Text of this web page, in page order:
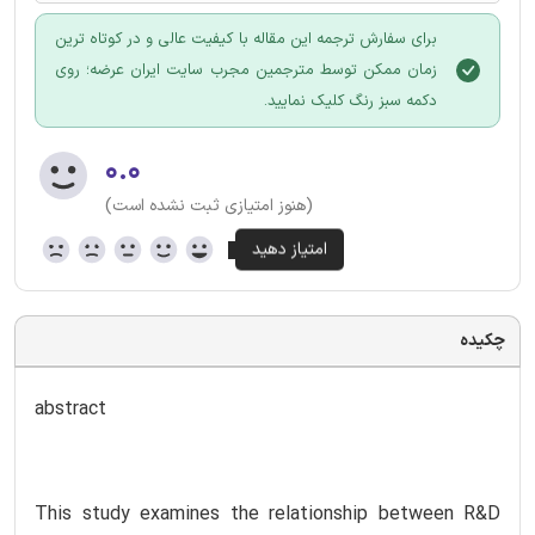
برای سفارش ترجمه این مقاله با کیفیت عالی و در کوتاه ترین
زمان ممکن توسط مترجمین مجرب سایت ایران عرضه؛ روی
دکمه سبز رنگ کلیک نمایید.
۰.۰
(هنوز امتیازی ثبت نشده است)
چکیده
abstract
This study examines the relationship between R&D